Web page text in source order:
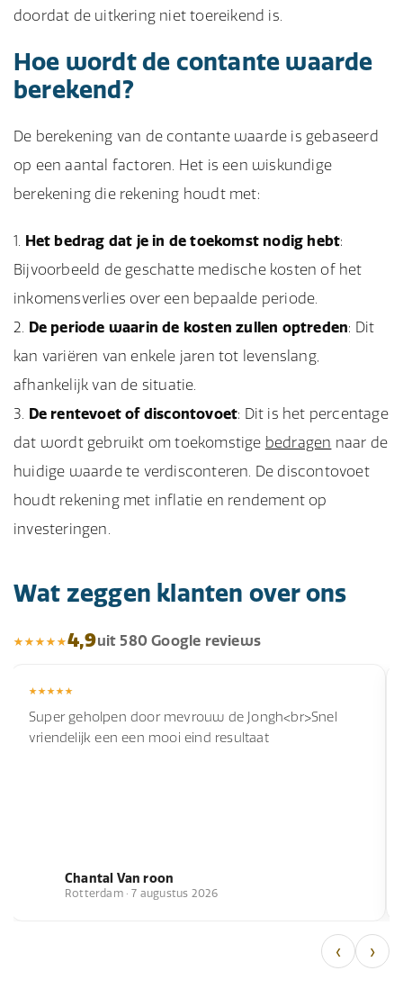
doordat de uitkering niet toereikend is.
Hoe wordt de contante waarde
berekend?
De berekening van de contante waarde is gebaseerd
op een aantal factoren. Het is een wiskundige
berekening die rekening houdt met:
Het bedrag dat je in de toekomst nodig hebt:
Bijvoorbeeld de geschatte medische kosten of het
inkomensverlies over een bepaalde periode.
De periode waarin de kosten zullen optreden: Dit
kan variëren van enkele jaren tot levenslang,
afhankelijk van de situatie.
De rentevoet of discontovoet: Dit is het percentage
dat wordt gebruikt om toekomstige bedragen naar de
huidige waarde te verdisconteren. De discontovoet
houdt rekening met inflatie en rendement op
investeringen.
Wat zeggen klanten over ons
4,9uit 580 Google reviews
Super geholpen door mevrouw de Jongh<br>Snel
vriendelijk een een mooi eind resultaat
Chantal Van roon
Rotterdam · 7 augustus 2026
‹ ›